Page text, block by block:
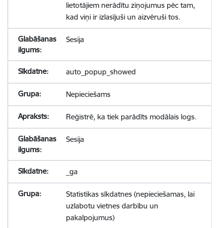
lietotājiem nerādītu ziņojumus pēc tam,
kad viņi ir izlasījuši un aizvēruši tos.
Sesija
auto_popup_showed
Nepieciešams
Reģistrē, ka tiek parādīts modālais logs.
Sesija
_ga
Statistikas sīkdatnes (nepieciešamas, lai
uzlabotu vietnes darbību un
pakalpojumus)